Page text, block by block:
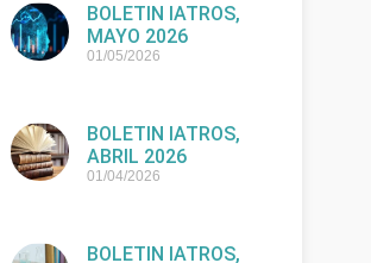
BOLETIN IATROS,
MAYO 2026
01/05/2026
BOLETIN IATROS,
ABRIL 2026
01/04/2026
BOLETIN IATROS,